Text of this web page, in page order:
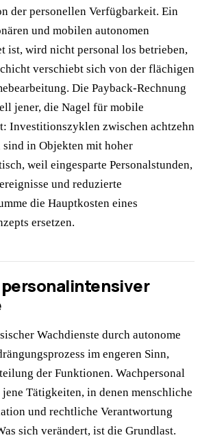
der personellen Verfügbarkeit. Ein
und mobilen autonomen
ist, wird nicht personal los betrieben,
verschiebt sich von der flächigen
Die Payback-Rechnung
jener, die Nagel für mobile
Investitionszyklen zwischen achtzehn
in Objekten mit hoher
weil eingesparte Personalstunden,
und reduzierte
die Hauptkosten eines
ersetzen.
Wachdienste durch autonome
im engeren Sinn,
der Funktionen. Wachpersonal
Tätigkeiten, in denen menschliche
und rechtliche Verantwortung
sich verändert, ist die Grundlast.